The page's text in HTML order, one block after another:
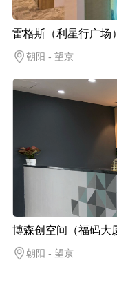
雷格斯（利星行广场）
朝阳 - 望京
博森创空间（福码大
朝阳 - 望京